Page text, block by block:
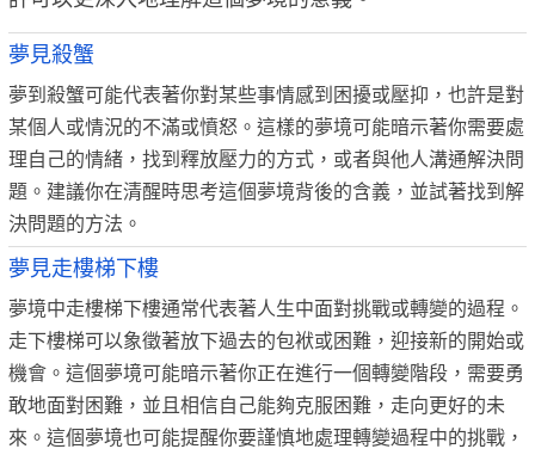
夢見殺蟹
夢到殺蟹可能代表著你對某些事情感到困擾或壓抑，也許是對
某個人或情況的不滿或憤怒。這樣的夢境可能暗示著你需要處
理自己的情緒，找到釋放壓力的方式，或者與他人溝通解決問
題。建議你在清醒時思考這個夢境背後的含義，並試著找到解
決問題的方法。
夢見走樓梯下樓
夢境中走樓梯下樓通常代表著人生中面對挑戰或轉變的過程。
走下樓梯可以象徵著放下過去的包袱或困難，迎接新的開始或
機會。這個夢境可能暗示著你正在進行一個轉變階段，需要勇
敢地面對困難，並且相信自己能夠克服困難，走向更好的未
來。這個夢境也可能提醒你要謹慎地處理轉變過程中的挑戰，